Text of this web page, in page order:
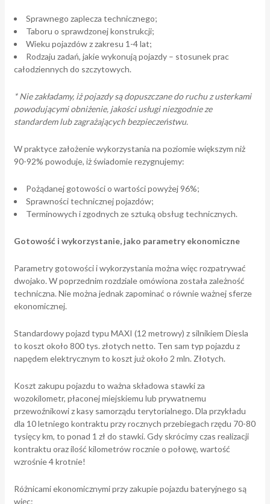
Sprawnego zaplecza technicznego;
Taboru o sprawdzonej konstrukcji;
Wieku pojazdów z zakresu 1-4 lat;
Rodzaju zadań, jakie wykonują pojazdy – stosunek prac
całodziennych do szczytowych.
* Nie zakładamy, iż pojazdy są dopuszczane do ruchu z usterkami
powodującymi obniżenie, jakości usługi niezgodnie ze
standardem lub zagrażających bezpieczeństwu.
W praktyce założenie wykorzystania na poziomie większym niż
90-92% powoduje, iż świadomie rezygnujemy:
Pożądanej gotowości o wartości powyżej 96%;
Sprawności technicznej pojazdów;
Terminowych i zgodnych ze sztuką obsług technicznych.
Gotowość i wykorzystanie, jako parametry ekonomiczne
Parametry gotowości i wykorzystania można więc rozpatrywać
dwojako. W poprzednim rozdziale omówiona została zależność
techniczna. Nie można jednak zapominać o równie ważnej sferze
ekonomicznej.
Standardowy pojazd typu MAXI (12 metrowy) z silnikiem Diesla
to koszt około 800 tys. złotych netto. Ten sam typ pojazdu z
napędem elektrycznym to koszt już około 2 mln. Złotych.
Koszt zakupu pojazdu to ważna składowa stawki za
wozokilometr, płaconej miejskiemu lub prywatnemu
przewoźnikowi z kasy samorządu terytorialnego. Dla przykładu
dla 10 letniego kontraktu przy rocznych przebiegach rzędu 70-80
tysięcy km, to ponad 1 zł do stawki. Gdy skrócimy czas realizacji
kontraktu oraz ilość kilometrów rocznie o połowę, wartość
wzrośnie 4 krotnie!
Różnicami ekonomicznymi przy zakupie pojazdu bateryjnego są
więc: